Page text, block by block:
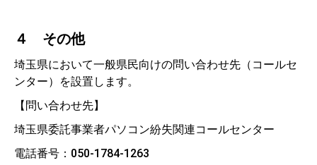
４ その他
埼玉県において一般県民向けの問い合わせ先（コールセ
ンター）を設置します。
【問い合わせ先】
埼玉県委託事業者パソコン紛失関連コールセンター
電話番号：050-1784-1263